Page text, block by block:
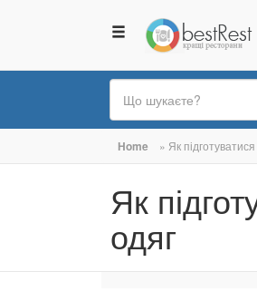
Ви
є
тут
Home » Як
Як
одяг